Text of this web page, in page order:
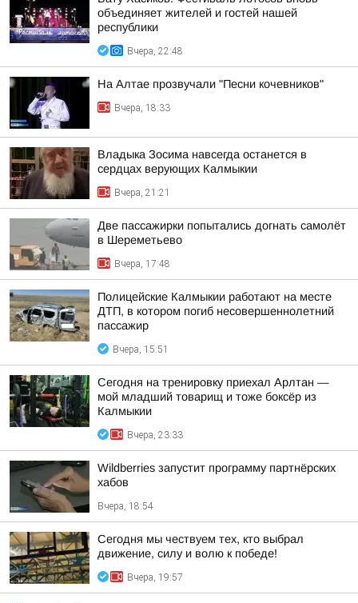
объединяет жителей и гостей нашей
республики
Вчера, 22:48
На Алтае прозвучали "Песни кочевников"
Вчера, 18:33
Владыка Зосима навсегда останется в
сердцах верующих Калмыкии
Вчера, 21:21
Две пассажирки попытались догнать самолёт
в Шереметьево
Вчера, 17:48
Полицейские Калмыкии работают на месте
ДТП, в котором погиб несовершеннолетний
пассажир
Вчера, 15:51
Сегодня на тренировку приехал Арлтан —
мой младший товарищ и тоже боксёр из
Калмыкии
Вчера, 23:33
Wildberries запустит программу партнёрских
хабов
Вчера, 18:54
Сегодня мы чествуем тех, кто выбрал
движение, силу и волю к победе!
Вчера, 19:57